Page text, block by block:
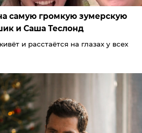
самую громкую зумерскую
и Саша Теслонд
и расстаётся на глазах у всех